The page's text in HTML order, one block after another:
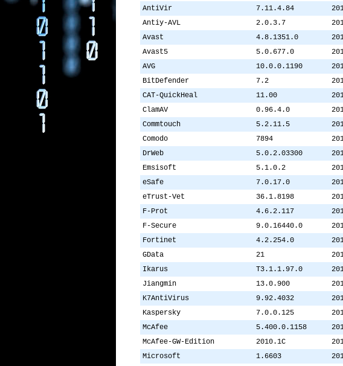
AntiVir
7.11.4.84
Antiy-AVL
2.0.3.7
Avast
4.8.1351.0
Avast5
5.0.677.0
AVG
10.0.0.1190
BitDefender
7.2
CAT-QuickHeal
11.00
ClamAV
0.96.4.0
Commtouch
5.2.11.5
Comodo
7894
DrWeb
5.0.2.03300
Emsisoft
5.1.0.2
eSafe
7.0.17.0
eTrust-Vet
36.1.8198
F-Prot
4.6.2.117
F-Secure
9.0.16440.0
Fortinet
4.2.254.0
GData
21
Ikarus
T3.1.1.97.0
Jiangmin
13.0.900
K7AntiVirus
9.92.4032
Kaspersky
7.0.0.125
McAfee
5.400.0.1158
McAfee-GW-Edition
2010.1C
Microsoft
1.6603